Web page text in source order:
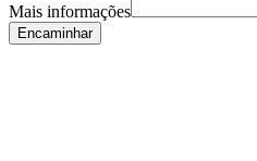
Mais informações
Encaminhar